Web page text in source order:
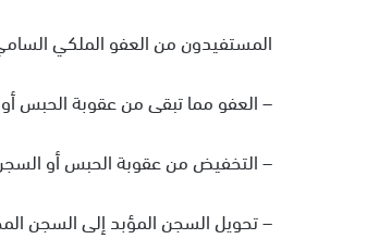
المستفيدون من العفو الملكي السامي الموجودون
– العفو مما تبقى من عقوبة الحبس أو
– التخفيض من عقوبة الحبس أو السجن
– تحويل السجن المؤبد إلى السجن المحدد لفائدة